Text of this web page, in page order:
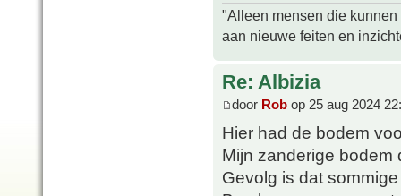
"Alleen mensen die
aan nieuwe feiten en
Re: Albizia
door Rob op 25 aug 2024
Hier had de bodem
Mijn zanderige bodem
Gevolg is dat